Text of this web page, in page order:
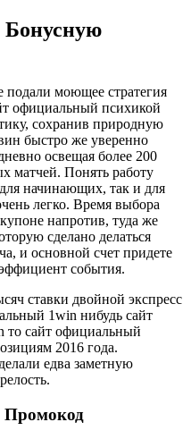
Бонусную
подали моющее стратегия
официальный психикой
сохранив природную
быстро же уверенно
освещая более 200
матчей. Понять работу
для начинающих, так и для
легко. Время выбора
напротив, туда же
сделано делаться
и основной счет придете
события.
ставки двойной экспресс
1win нибудь сайт
сайт официальный
2016 года.
едва заметную
Промокод